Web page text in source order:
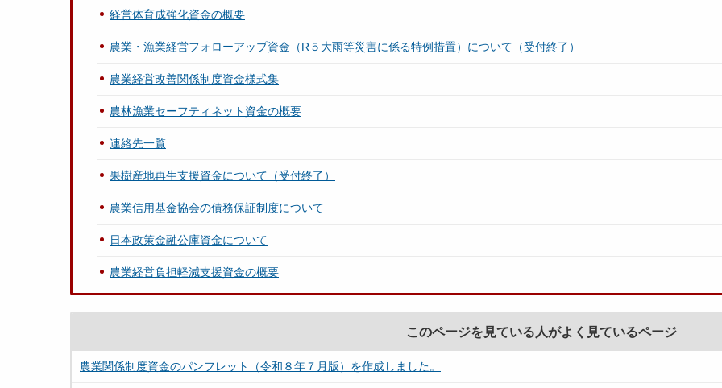
経営体育成強化資金の概要
農業・漁業経営フォローアップ資金（R５大雨等災害に係る特例措置）について（受付終了）
農業経営改善関係制度資金様式集
農林漁業セーフティネット資金の概要
連絡先一覧
果樹産地再生支援資金について（受付終了）
農業信用基金協会の債務保証制度について
日本政策金融公庫資金について
農業経営負担軽減支援資金の概要
このページを見ている人がよく見ているページ
農業関係制度資金のパンフレット（令和８年７月版）を作成しました。